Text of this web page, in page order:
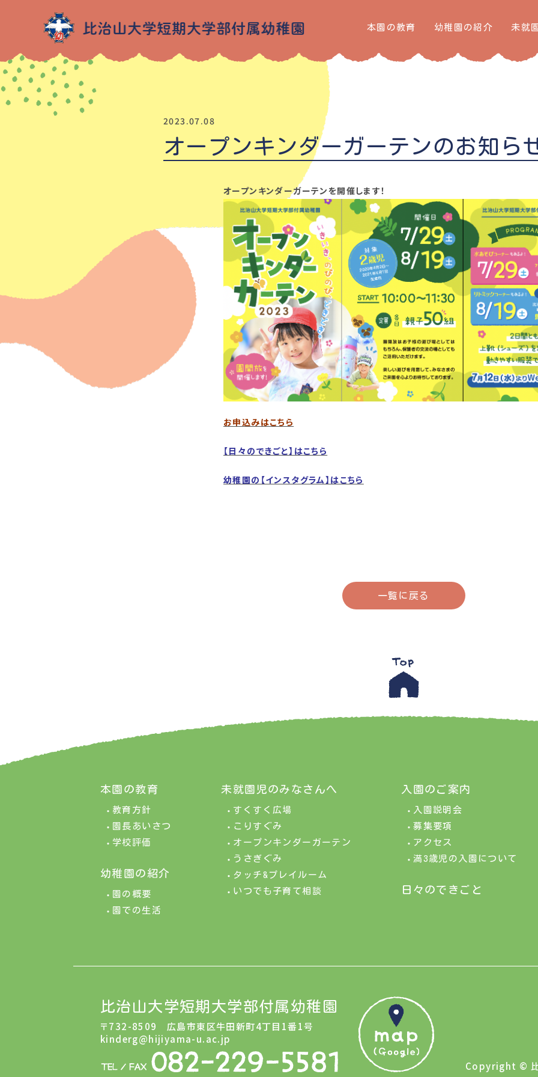
本園の教育 幼稚園の紹介 未就
2023.07.08
オープンキンダーガーテンのお知ら
オープンキンダーガーテンを開催します！
お申込みはこちら
【日々のできごと】はこちら
幼稚園の【インスタグラム】はこちら
一覧に戻る
本園の教育
教育方針
園長あいさつ
学校評価
幼稚園の紹介
園の概要
園での生活
未就園児のみなさんへ
すくすく広場
こりすぐみ
オープンキンダーガーテン
うさぎぐみ
タッチ&プレイルーム
いつでも子育て相談
入園のご案内
入園説明会
募集要項
アクセス
満3歳児の入園について
日々のできごと
比治山大学短期大学部付属幼稚園
〒732-8509 広島市東区牛田新町4丁目1番1号
kinderg@hijiyama-u.ac.jp
Copyright © 比